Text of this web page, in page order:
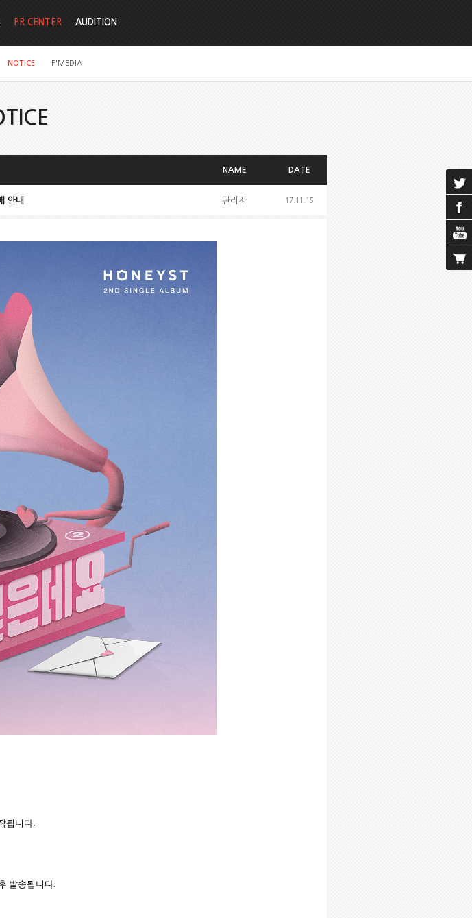
PR CENTER
NOTICE F'MEDIA
AUDITION
NAME DATE
안내 관리자 17.11.15
됩니다.
발송됩니다.